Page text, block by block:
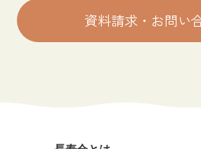
資料請求・お問い